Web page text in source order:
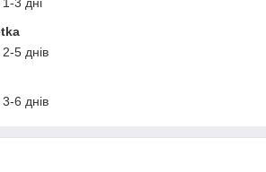
5 днів
6 днів